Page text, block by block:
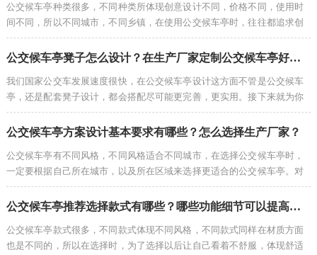
公交候车亭种类很多，不同种类所体现创意设计不同，价格不同，使用时
间不同，所以不同城市，不同乡镇，在使用公交候车亭时，往往都追求创
意设计。对于想购买公交候车亭的，在选择前...
公交候车亭凳子怎么设计？在生产厂家定制公交候车亭好处有哪些？
我们国家公交车发展速度很快，在公交候车亭设计这方面不管是公交候车
亭，还是配套凳子设计，都会搭配尽可能更完善，更实用。接下来就为你
分享一下公交候车亭凳子是怎么设计...
公交候车亭方案设计基本要求有哪些？怎么选择生产厂家？
公交候车亭有不同风格，不同风格适合不同城市，在选择公交候车亭时，
一定要根据自己所在城市，以及所在区域来选择更适合的公交候车亭。对
于需要购买公交候车亭的，接下来分享...
公交候车亭推荐选择款式有哪些？哪些功能细节可以提高公交候车亭舒适度
公交候车亭款式很多，不同款式体现不同风格，不同款式同样在材质方面
也是不同的，所以在选择时，为了选择以后让自己看着不舒服，体现舒适